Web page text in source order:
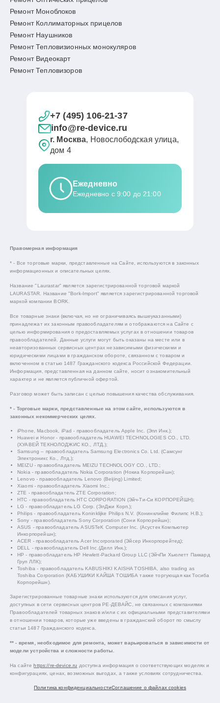
Ремонт Моноблоков
Ремонт Коллиматорных прицелов
Ремонт Наушников
Ремонт Тепловизионных монокуляров
Ремонт Видеокарт
Ремонт Тепловизоров
+7 (495) 106-21-37
info@re-device.ru
г. Москва, Новослободская улица,
дом 4
Ежедневно
Ежедневно с 9:00 до 21:00
Правомерная информация
* - Все торговые марки, представленные на Сайте, используются в законных
информационных и описательных целях.
Название "Laurastar" является зарегистрированной торговой маркой
LAURASTAR. Название "Bork-Import" является зарегистрированной торговой
маркой компании BORK.
Все товарные знаки (включая, но не ограничиваясь вышеуказанными)
принадлежат их законным правообладателям и отображаются на Сайте с
целью информирования о предоставляемых услугах в отношении товаров
правообладателей. Данные услуги могут быть оказаны на месте или в
неавторизованных сервисных центрах независимыми физическими и
юридическими лицами в гражданском обороте, связанном с товаром и
включенном в статью 1487 Гражданского кодекса Российской Федерации.
Информация, представленная на данном сайте, носит ознакомительный
характер и не является публичной офертой.
Разговор может быть записан с целью повышения качества обслуживания.
* - Торговые марки, представленные на этом сайте, используются в
законных некоммерческих целях.
iPhone, Macbook, iPad - правообладатель Apple Inc. (Эпл Инк.);
Huawei и Honor - правообладатель HUAWEI TECHNOLOGIES CO., LTD.
(ХУАВЕЙ ТЕКНОЛОДЖИС КО., ЛТД.);
Samsung – правообладатель Samsung Electronics Co. Ltd. (Самсунг
Электроникс Ко., Лтд.);
MEIZU - правообладатель MEIZU TECHNOLOGY CO., LTD.;
Nokia - правообладатель Nokia Corporation (Нокиа Корпорейшн);
Lenovo - правообладатель Lenovo (Beijing) Limited;
Xiaomi - правообладатель Xiaomi Inc.;
ZTE - правообладатель ZTE Corporation;
HTC - правообладатель HTC CORPORATION (Эйч-Ти-Си КОРПОРЕЙШН);
LG - правообладатель LG Corp. (ЭлДжи Корп.);
Philips - правообладатель Koninklijke Philips N.V. (Конинклийке Филипс Н.В.);
Sony - правообладатель Sony Corporation (Сони Корпорейшн);
ASUS - правообладатель ASUSTeK Computer Inc. (Асустек Компьютер
Инкорпорейшн);
ACER - правообладатель Acer Incorporated (Эйсер Инкорпорейтед);
DELL - правообладатель Dell Inc.(Делл Инк.);
HP - правообладатель HP Hewlett-Packard Group LLC (ЭйчПи Хьюлетт Паккард
Груп ЛЛК);
Toshiba - правообладатель KABUSHIKI KAISHA TOSHIBA, also trading as
Toshiba Corporation (КАБУШИКИ КАЙША ТОШИБА также торгующая как Тосиба
Корпорейшн).
Зарегистрированные товарные знаки используются для описания услуг,
доступных в сети сервисных центров РЕ-ДЕВАЙС, не связанных с компаниями
Правообладателей товарных знаков и/или с их официальными представителями
в отношении товаров, которые уже введены в гражданский оборот по смыслу
статьи 1487 Гражданского кодекса.
** - время, необходимое для ремонта, может варьироваться в зависимости от
модели устройства и сложности работы.
На сайтеhttps://re-device.ru доступна информация о соответствующих моделях и
конфигурациях, ценах, возможных выгодах, а также условиях сотрудничества.
Политика конфиденциальностиСоглашение о файлах cookies